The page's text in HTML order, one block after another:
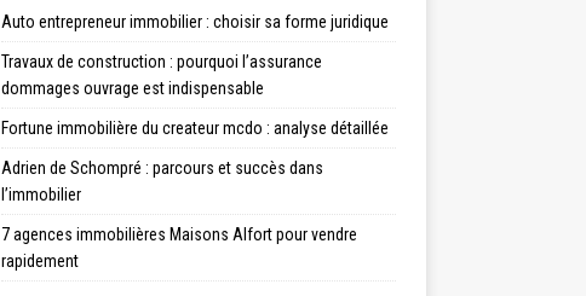
Auto entrepreneur immobilier : choisir sa forme juridique
Travaux de construction : pourquoi l’assurance
dommages ouvrage est indispensable
Fortune immobilière du createur mcdo : analyse détaillée
Adrien de Schompré : parcours et succès dans
l’immobilier
7 agences immobilières Maisons Alfort pour vendre
rapidement